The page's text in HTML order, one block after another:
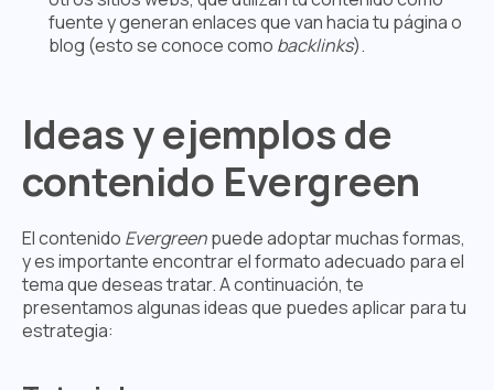
fuente y generan enlaces que van hacia tu página o
blog (esto se conoce como backlinks).
Ideas y ejemplos de
contenido Evergreen
El contenido Evergreenpuede adoptar muchas formas,
y es importante encontrar el formato adecuado para el
tema que deseas tratar. A continuación, te
presentamos algunas ideas que puedes aplicar para tu
estrategia: